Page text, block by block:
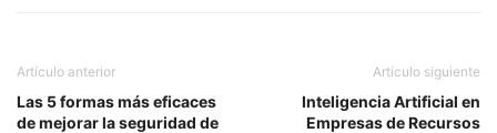
Artículo anterior
Las 5 formas más eficaces
de mejorar la seguridad de
Artículo siguiente
Inteligencia Artificial en
Empresas de Recursos